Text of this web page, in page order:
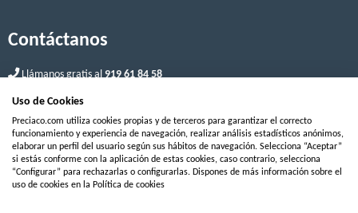
Contáctanos
Llámanos gratis al919 61 84 58
¿Prefieres que te llamemos?
BlogPreguntas
frecuentes
Aviso
Legal
Privacidad
y
Información
canal de
Canal de
denuncias
Guia
de
Mapa
web
Uso de Cookies
Preciaco.com utiliza cookies propias y de terceros para garantizar el correcto
funcionamiento y experiencia de navegación, realizar análisis estadísticos anónimos,
elaborar un perfil del usuario según sus hábitos de navegación. Selecciona “Aceptar”
si estás conforme con la aplicación de estas cookies, caso contrario, selecciona
“Configurar” para rechazarlas o configurarlas. Dispones de más información sobre el
uso de cookies en la Política de cookies